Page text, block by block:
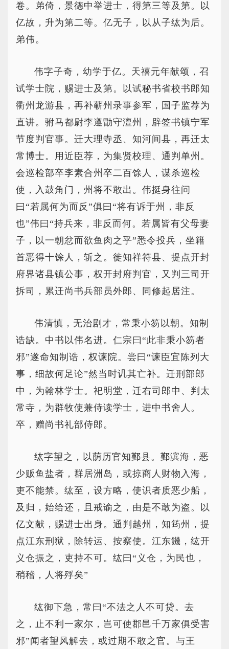
卷。弟倚，景德中举进士，得第三等及第。以
亿故，升为第二等。亿无子，以从子纮为后。
弟伟。
伟字子奇，幼学于亿。天禧元年献颂，召
试学士院，赐进士及第。以试秘书省校书郎知
衢州龙游县，再补蕲州录事参军，国子监荐为
直讲。驸马都尉李遵勖守澶州，辟签书镇宁军
节度判官事。迁大理寺丞、知河间县，再迁太
常博士。用近臣荐，为集贤校理、通判单州。
会巡检部卒李素合州卒二百馀人，谋杀巡检
使，入鼓角门，州将不敢出。伟挺身往问
曰“若属何为而反”俱曰“将有诉于州，非反
也”伟曰“持兵来，非反而何。若属皆有父母妻
子，以一朝忿而欲鱼肉之乎”悉令投兵，坐籍
首恶得十馀人，斩之。徙知祥符县、提点开封
府界诸县镇公事，权开封府判官，又判三司开
拆司，累迁尚书兵部员外郎、同修起居注。
伟清慎，无治剧才，常秉小笏以朝。知制
诰缺。中书以伟名进。仁宗曰“此非秉小笏者
邪”遂命知制诰，权谏院。尝曰“谏臣宜陈列大
事，细故何足论”然当时讥其亡补。迁刑部郎
中，为翰林学士。祀明堂，迁右司郎中、判太
常寺，为群牧使兼侍读学士，进中书舍人。
卒，赠尚书礼部侍郎。
纮字望之，以荫历官知鄞县。鄞滨海，恶
少贩鱼盐者，群居洲岛，或掠商人财物入海，
吏不能禁。纮至，设方略，使识者质恶少船，
及归，始给还，且戒谕之，由是不敢为盗。以
亿文献，赐进士出身。通判越州，知筠州，提
点江东刑狱，除转运、按察使。江东饑，纮开
义仓振之，吏持不可。纮曰“义仓，为民也，
稍稽，人将殍矣”
纮御下急，常曰“不法之人不可贷。去
之，止不利一家尔，岂可使郡邑千万家俱受害
邪”闻者望风解去，或过期不敢之官。与王